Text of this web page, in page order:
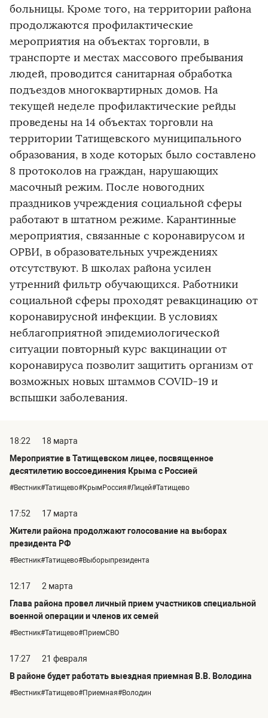
больницы. Кроме того, на территории района
продолжаются профилактические
мероприятия на объектах торговли, в
транспорте и местах массового пребывания
людей, проводится санитарная обработка
подъездов многоквартирных домов. На
текущей неделе профилактические рейды
проведены на 14 объектах торговли на
территории Татищевского муниципального
образования, в ходе которых было составлено
8 протоколов на граждан, нарушающих
масочный режим. После новогодних
праздников учреждения социальной сферы
работают в штатном режиме. Карантинные
мероприятия, связанные с коронавирусом и
ОРВИ, в образовательных учреждениях
отсутствуют. В школах района усилен
утренний фильтр обучающихся. Работники
социальной сферы проходят ревакцинацию от
коронавирусной инфекции. В условиях
неблагоприятной эпидемиологической
ситуации повторный курс вакцинации от
коронавируса позволит защитить организм от
возможных новых штаммов COVID-19 и
вспышки заболевания.
18:22
18 марта
Мероприятие в Татищевском лицее, посвященное
десятилетию воссоединения Крыма с Россией
#Вестник#Татищево#КрымРоссия#Лицей#Татищево
17:52
17 марта
Жители района продолжают голосование на выборах
президента РФ
#Вестник#Татищево#Выборыпрезидента
12:17
2 марта
Глава района провел личный прием участников специальной
военной операции и членов их семей
#Вестник#Татищево#ПриемСВО
17:27
21 февраля
В районе будет работать выездная приемная В.В. Володина
#Вестник#Татищево#Приемная#Володин